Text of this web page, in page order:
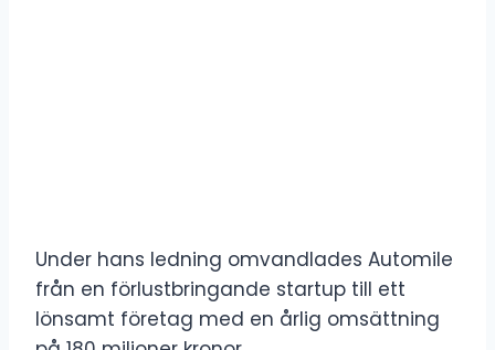
Under hans ledning omvandlades Automile
från en förlustbringande startup till ett
lönsamt företag med en årlig omsättning